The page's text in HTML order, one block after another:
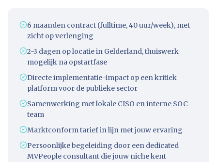
6 maanden contract (fulltime, 40 uur/week), met
zicht op verlenging
2-3 dagen op locatie in Gelderland, thuiswerk
mogelijk na opstartfase
Directe implementatie-impact op een kritiek
platform voor de publieke sector
Samenwerking met lokale CISO en interne SOC-
team
Marktconform tarief in lijn met jouw ervaring
Persoonlijke begeleiding door een dedicated
MVPeople consultant die jouw niche kent